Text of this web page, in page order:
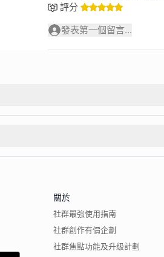
評分
發表第一個留言...
關於
社群最強使用指南
社群創作有價企劃
社群焦點功能及升級計劃